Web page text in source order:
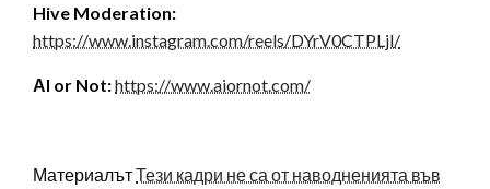
Hive Moderation:
https://www.instagram.com/reels/DYrV0CTPLjl/
АI or Not:https://www.aiornot.com/
МатериалътТези кадри не са от наводненията във